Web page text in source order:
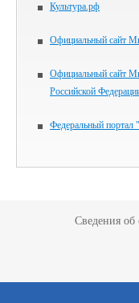
Культура.рф
Официальный сайт
Официальный сайт
Российской
Федеральный портал
Сведения об